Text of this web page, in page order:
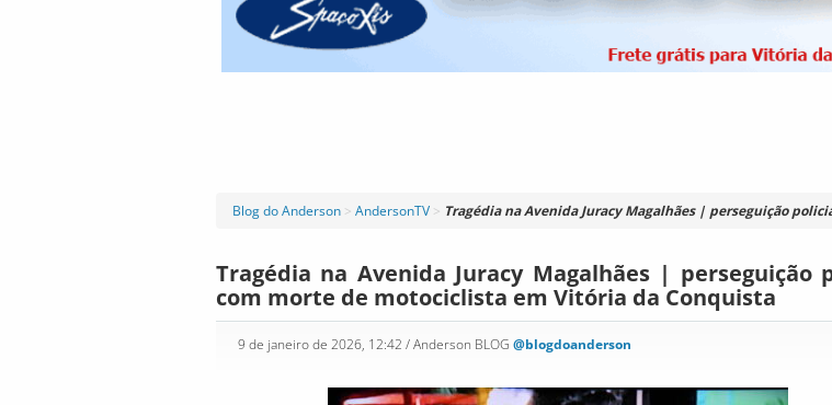
Blog do Anderson > AndersonTV > Tragédia na Avenida Juracy Magalhães | perseguição
Tragédia na Avenida Juracy Magalhães | perseguição
com morte de motociclista em Vitória da Conquista
9 de janeiro de 2026, 12:42 / Anderson BLOG @blogdoanderson